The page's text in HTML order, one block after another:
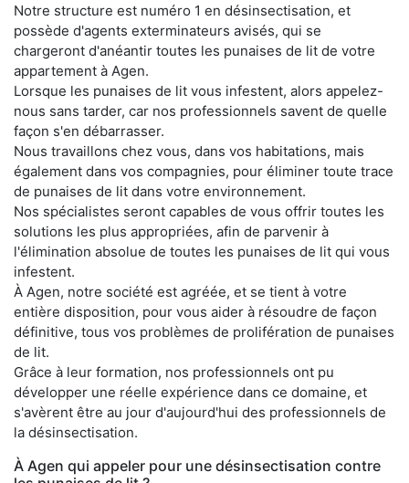
Notre structure est numéro 1 en désinsectisation, et
possède d'agents exterminateurs avisés, qui se
chargeront d'anéantir toutes les punaises de lit de votre
appartement à Agen.
Lorsque les punaises de lit vous infestent, alors appelez-
nous sans tarder, car nos professionnels savent de quelle
façon s'en débarrasser.
Nous travaillons chez vous, dans vos habitations, mais
également dans vos compagnies, pour éliminer toute trace
de punaises de lit dans votre environnement.
Nos spécialistes seront capables de vous offrir toutes les
solutions les plus appropriées, afin de parvenir à
l'élimination absolue de toutes les punaises de lit qui vous
infestent.
À Agen, notre société est agréée, et se tient à votre
entière disposition, pour vous aider à résoudre de façon
définitive, tous vos problèmes de prolifération de punaises
de lit.
Grâce à leur formation, nos professionnels ont pu
développer une réelle expérience dans ce domaine, et
s'avèrent être au jour d'aujourd'hui des professionnels de
la désinsectisation.
À Agen qui appeler pour une désinsectisation contre